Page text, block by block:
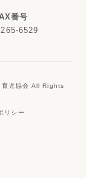
番号
6529
育児協会 All Rights
リシー